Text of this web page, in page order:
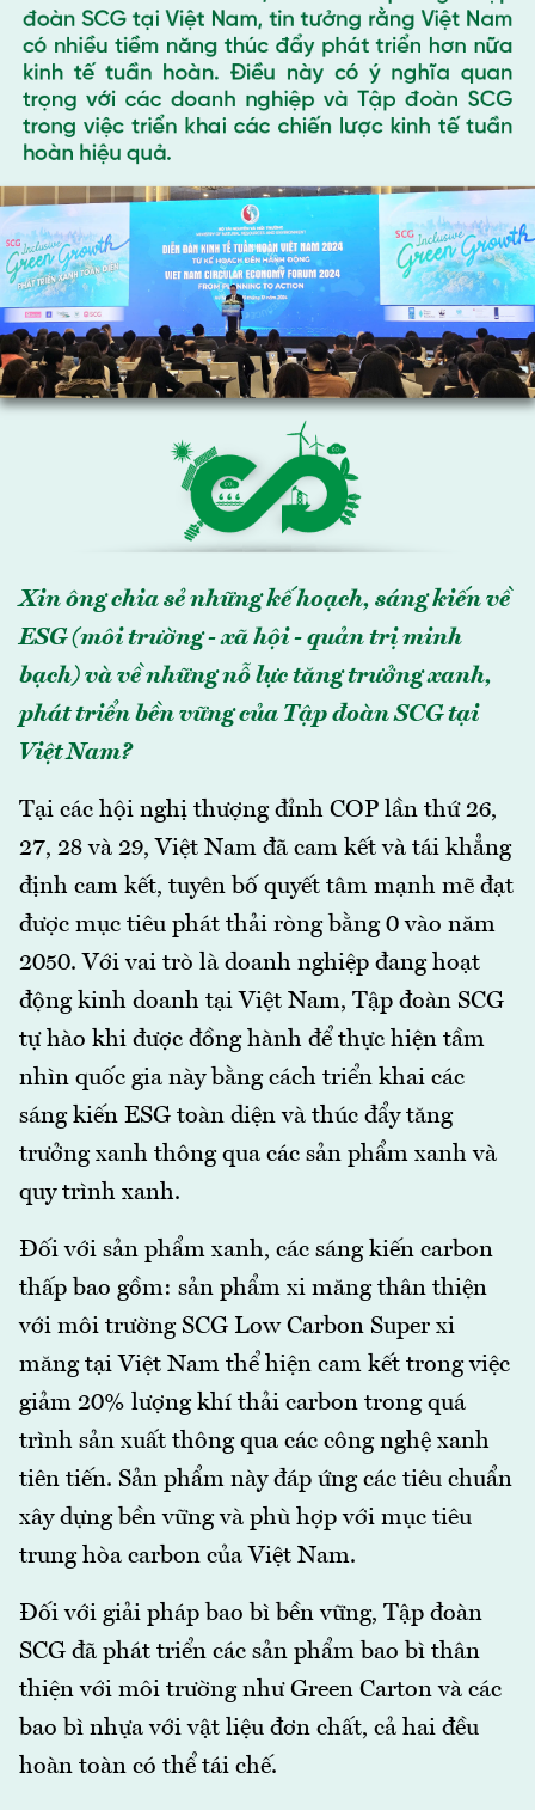
Xin ông chia sẻ những kế hoạch, sáng kiến về
ESG (môi trường - xã hội - quản trị minh
bạch) và về những nỗ lực tăng trưởng xanh,
phát triển bền vững của Tập đoàn SCG tại
Việt Nam?
Tại các hội nghị thượng đỉnh COP lần thứ 26,
27, 28 và 29, Việt Nam đã cam kết và tái khẳng
định cam kết, tuyên bố quyết tâm mạnh mẽ đạt
được mục tiêu phát thải ròng bằng 0 vào năm
2050. Với vai trò là doanh nghiệp đang hoạt
động kinh doanh tại Việt Nam, Tập đoàn SCG
tự hào khi được đồng hành để thực hiện tầm
nhìn quốc gia này bằng cách triển khai các
sáng kiến ESG toàn diện và thúc đẩy tăng
trưởng xanh thông qua các sản phẩm xanh và
quy trình xanh.
Đối với sản phẩm xanh, các sáng kiến carbon
thấp bao gồm: sản phẩm xi măng thân thiện
với môi trường SCG Low Carbon Super xi
măng tại Việt Nam thể hiện cam kết trong việc
giảm 20% lượng khí thải carbon trong quá
trình sản xuất thông qua các công nghệ xanh
tiên tiến. Sản phẩm này đáp ứng các tiêu chuẩn
xây dựng bền vững và phù hợp với mục tiêu
trung hòa carbon của Việt Nam.
Đối với giải pháp bao bì bền vững, Tập đoàn
SCG đã phát triển các sản phẩm bao bì thân
thiện với môi trường như Green Carton và các
bao bì nhựa với vật liệu đơn chất, cả hai đều
hoàn toàn có thể tái chế.